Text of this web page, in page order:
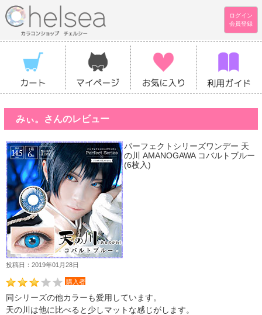
ログイン
会員登録
みぃ。さんのレビュー
パーフェクトシリーズワンデー 天
の川 AMANOGAWA コバルトブルー
(6枚入)
投稿日：2019年01月28日
購入者
同シリーズの他カラーも愛用しています。
天の川は他に比べると少しマットな感じがします。